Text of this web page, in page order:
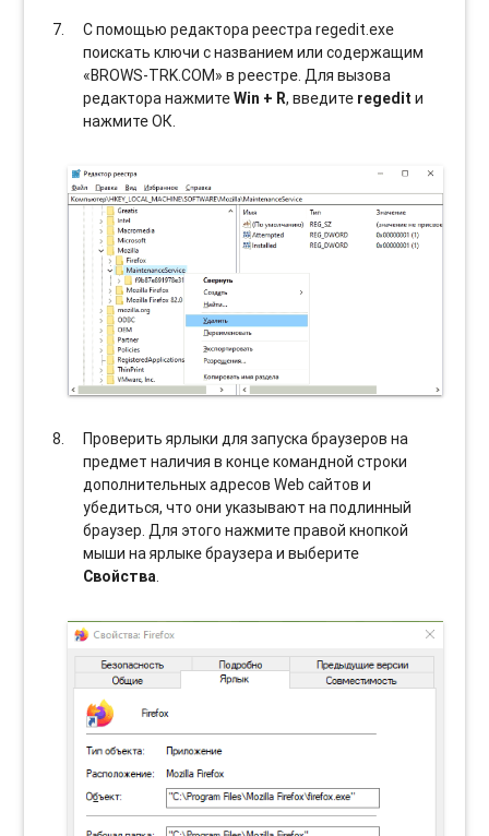
С помощью редактора реестра regedit.exe
поискать ключи с названием или содержащим
«BROWS-TRK.COM» в реестре. Для вызова
редактора нажмитеWin + R, введите regedit и
нажмите ОК.
Проверить ярлыки для запуска браузеров на
предмет наличия в конце командной строки
дополнительных адресов Web сайтов и
убедиться, что они указывают на подлинный
браузер. Для этого нажмите правой кнопкой
мыши на ярлыке браузера и выберите
Свойства.